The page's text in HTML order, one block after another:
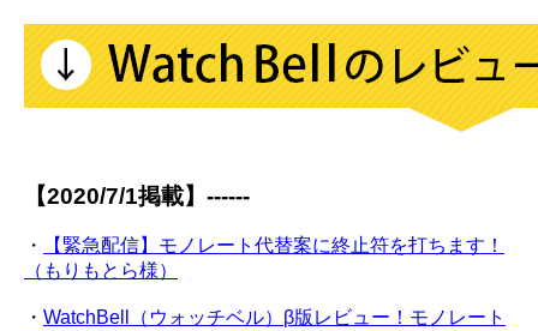
【2020/7/1掲載】------
・
【緊急配信】モノレート代替案に終止符を打ちます！
（もりもとら様）
・ WatchBell（ウォッチベル）β版レビュー！モノレート